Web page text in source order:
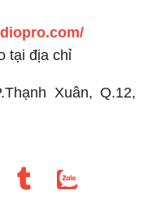
tại địa chỉ
Xuân, Q.12,